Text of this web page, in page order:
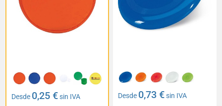
Desde 0,25 €sin IVA Desde 0,73 €sin IVA